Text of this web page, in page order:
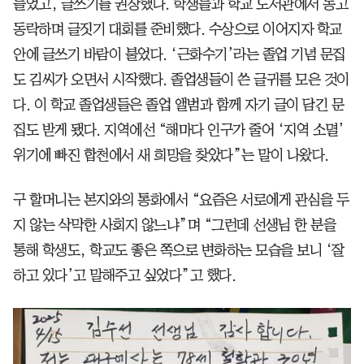
들었고, 글쓰기를 권장했다. 학생들과 학교 도서관에서 동고
동락하며 글짓기 대회를 준비했다. 수상으로 이어지자 학교
안에 글쓰기 바람이 불었다. ‘근화수기’라는 졸업 기념 문집
도 김씨가 오면서 시작했다. 졸업생들이 쓴 글귀를 모은 것이
다. 이 학교 졸업생들은 졸업 앨범과 함께 자기 글이 담긴 문
집도 받게 됐다. 지역에선 “해마다 인구가 줄어 ‘지역 소멸’
위기에 빠진 합천에서 새 희망을 찾았다”는 말이 나왔다.
구 할머니는 본지와의 통화에서 “요즘은 서로에게 관심을 두
지 않는 삭막한 사회지 않느냐”며 “그런데 선생님 한 분을
통해 학생도, 학교도 좋은 쪽으로 변화하는 모습을 보니 ‘잘
하고 있다’고 말해주고 싶었다”고 했다.